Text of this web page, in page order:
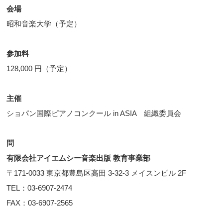
会場
昭和音楽大学（予定）
参加料
128,000 円（予定）
主催
ショパン国際ピアノコンクール in ASIA 組織委員会
問
有限会社アイエムシー音楽出版 教育事業部
〒171-0033 東京都豊島区高田 3-32-3 メイスンビル 2F
TEL：03-6907-2474
FAX：03-6907-2565